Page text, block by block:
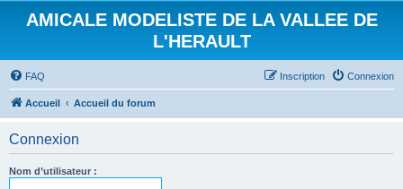
AMICALE MODELISTE DE LA VALLEE DE
L'HERAULT
FAQ Connexion
Inscription
Accueil Accueil du forum
Connexion
Nom d’utilisateur :